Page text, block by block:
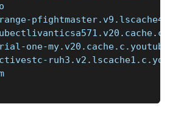
one-